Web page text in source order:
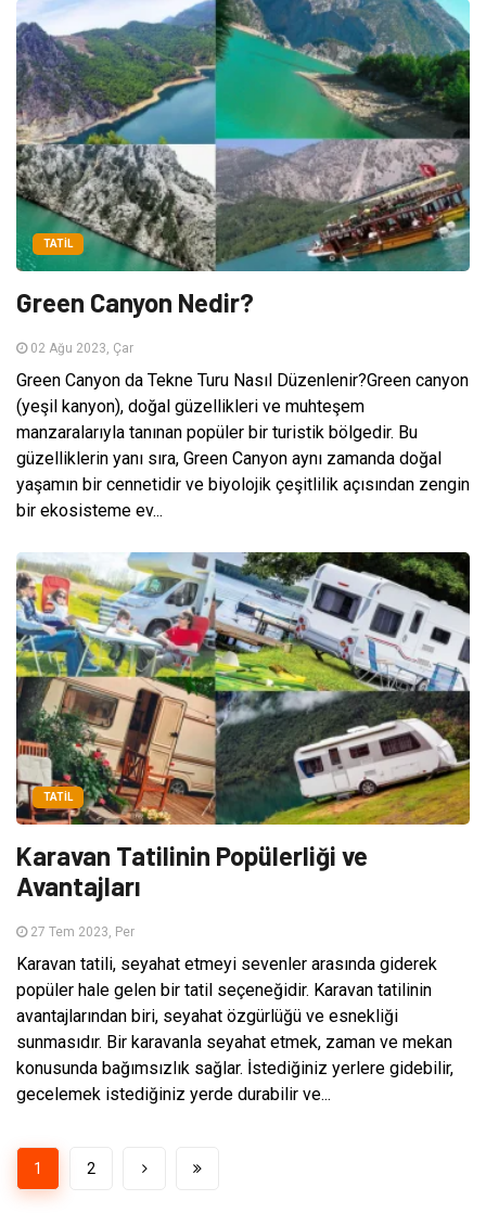
TATIL
Green Canyon Nedir?
02 Ağu 2023, Çar
Green Canyon da Tekne Turu Nasıl Düzenlenir?Green canyon
(yeşil kanyon), doğal güzellikleri ve muhteşem
manzaralarıyla tanınan popüler bir turistik bölgedir. Bu
güzelliklerin yanı sıra, Green Canyon aynı zamanda doğal
yaşamın bir cennetidir ve biyolojik çeşitlilik açısından zengin
bir ekosisteme ev...
TATIL
Karavan Tatilinin Popülerliği ve
Avantajları
27 Tem 2023, Per
Karavan tatili, seyahat etmeyi sevenler arasında giderek
popüler hale gelen bir tatil seçeneğidir. Karavan tatilinin
avantajlarından biri, seyahat özgürlüğü ve esnekliği
sunmasıdır. Bir karavanla seyahat etmek, zaman ve mekan
konusunda bağımsızlık sağlar. İstediğiniz yerlere gidebilir,
gecelemek istediğiniz yerde durabilir ve...
1 2